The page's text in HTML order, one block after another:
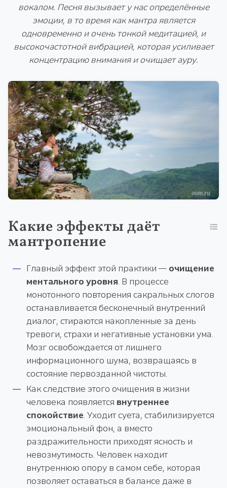
вокалом. Песня вызывает у нас определённые
эмоции, в то время как мантра является
одновременно и очень тонкой медитацией, и
высокочастотной вибрацией, которая усиливает
концентрацию внимания и очищает ауру.
Какие эффекты даёт
мантропение
Главный эффект этой практики — очищение
ментального уровня. В процессе
монотонного повторения сакральных слогов
останавливается бесконечный внутренний
диалог, стираются накопленные за день
тревоги, страхи и негативные установки ума.
Мозг освобождается от лишнего
информационного шума, возвращаясь в
состояние первозданной чистоты.
Как следствие этого очищения в жизни
человека появляется внутреннее
спокойствие. Уходит суета, стабилизируется
эмоциональный фон, а вместо
раздражительности приходят ясность и
невозмутимость. Человек находит
внутреннюю опору в самом себе, которая
позволяет оставаться в балансе даже в